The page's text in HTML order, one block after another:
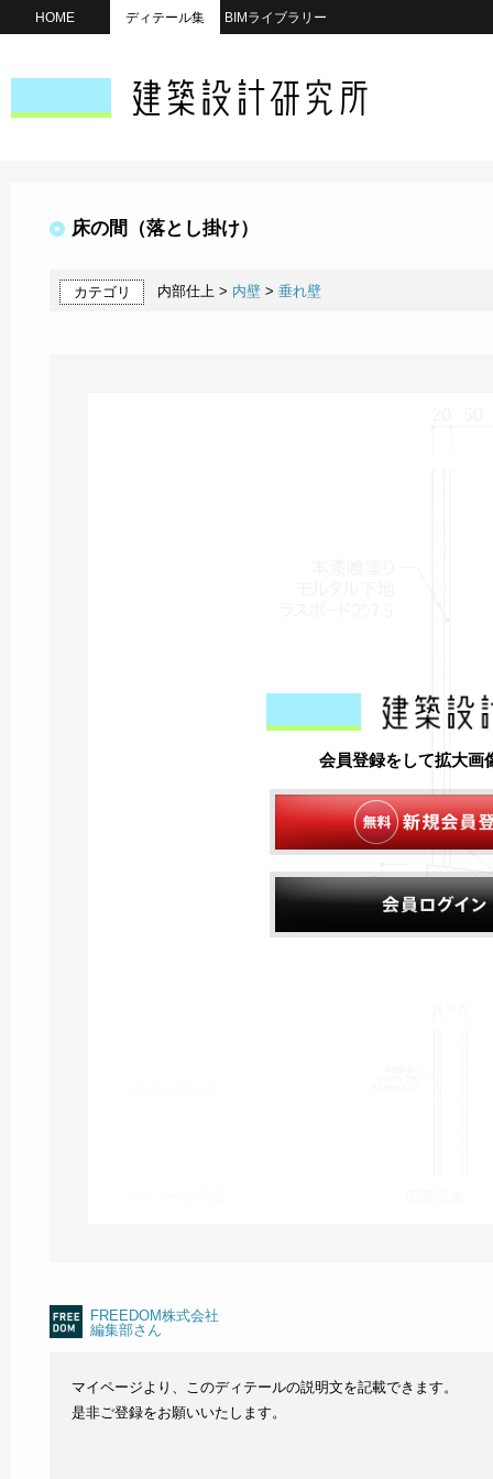
HOME ディテール集 BIMライブラリー
床の間（落とし掛け）
カテゴリ 内部仕上 > 内壁 >垂れ壁
会員登録をして拡大画
FREEDOM株式会社
編集部さん
マイページより、このディテールの説明文を記載できます。
是非ご登録をお願いいたします。